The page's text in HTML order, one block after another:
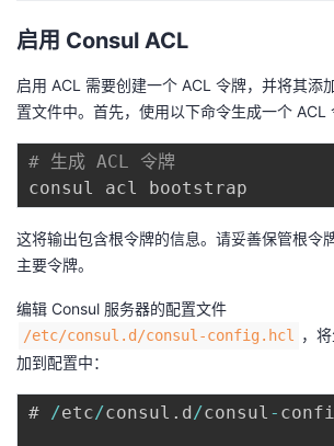
启用 Consul ACL
启用 ACL 需要创建一个 ACL 令牌，并将其添
置文件中。首先，使用以下命令生成一个 ACL
# 生成 ACL 令牌
这将输出包含根令牌的信息。请妥善保管根令
主要令牌。
编辑 Consul 服务器的配置文件
/etc/consul.d/consul-config.hcl
，
加到配置中：
# /etc/consul . d/consul -